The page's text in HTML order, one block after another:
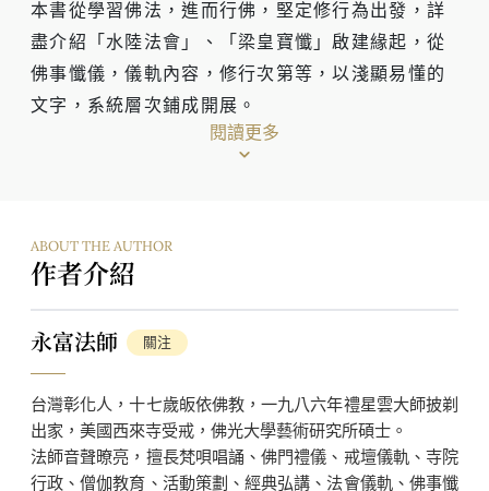
本書從學習佛法，進而行佛，堅定修行為出發，詳
盡介紹「水陸法會」、「梁皇寶懺」啟建緣起，從
佛事懺儀，儀軌內容，修行次第等，以淺顯易懂的
文字，系統層次鋪成開展。
時，作者更冀望參與法會的大眾，不只是讀念經
理解製懺人的用心，提起自己的初心，清楚明白自
己的心念動向。
《三業清淨得安樂》是作者永富法師繼《一念彌陀
閱讀更多
ABOUT THE AUTHOR
作者介紹
永富法師 關注
台灣彰化人，十七歲皈依佛教，一九八六年禮星雲大師披剃
出家，美國西來寺受戒，佛光大學藝術研究所碩士。
法師音聲暸亮，擅長梵唄唱誦、佛門禮儀、戒壇儀軌、寺院
行政、僧伽教育、活動策劃、經典弘講、法會儀軌、佛事懺